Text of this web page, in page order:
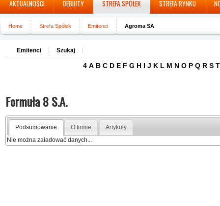
AKTUALNOŚCI DEBIUTY STREFA SPÓŁEK STREFA RYNKU
Home Strefa Spółek Emitenci Agroma SA
Emitenci Szukaj
4 A B C D E F G H I J K L M N O P Q R S T
Formuła 8 S.A.
Podsumowanie O firmie
Artykuły
Nie można załadować danych...